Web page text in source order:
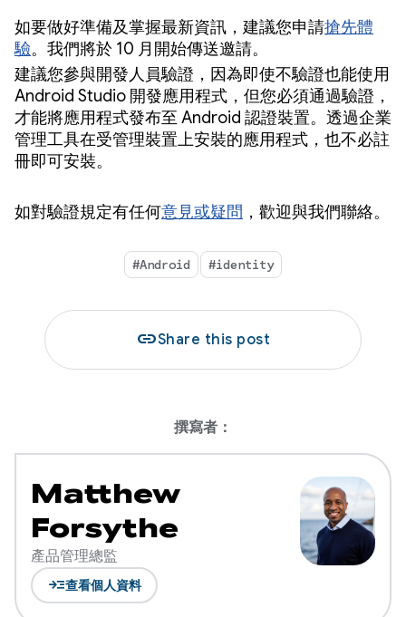
如要做好準備及掌握最新資訊，建議您申請搶先體
驗。我們將於 10 月開始傳送邀請。
建議您參與開發人員驗證，因為即使不驗證也能使用
Android Studio 開發應用程式，但您必須通過驗證，
才能將應用程式發布至 Android 認證裝置。透過企業
管理工具在受管理裝置上安裝的應用程式，也不必註
冊即可安裝。
如對驗證規定有任何意見或疑問 ，歡迎與我們聯絡。
#Android #identity
linkShare this post
撰寫者：
Matthew
Forsythe
產品管理總監
read_more查看個人資料